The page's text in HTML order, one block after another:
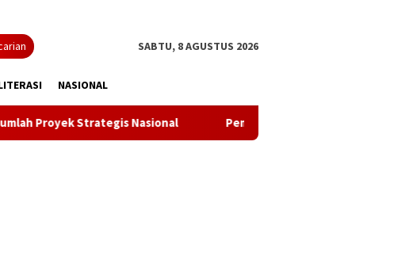
SABTU, 8 AGUSTUS 2026
NASIONAL
Strategis Nasional Pemkab Konawe Matangkan Persiapan